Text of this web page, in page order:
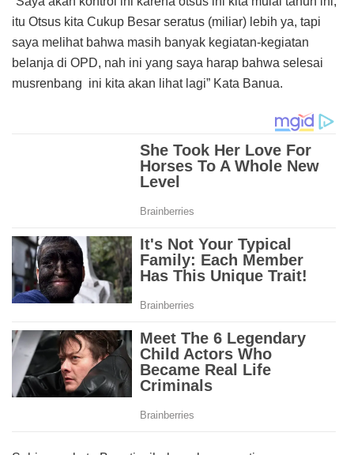
itu Otsus kita Cukup Besar seratus (miliar) lebih ya, tapi
saya melihat bahwa masih banyak kegiatan-kegiatan
belanja di OPD, nah ini yang saya harap bahwa selesai
musrenbang ini kita akan lihat lagi” Kata Banua.